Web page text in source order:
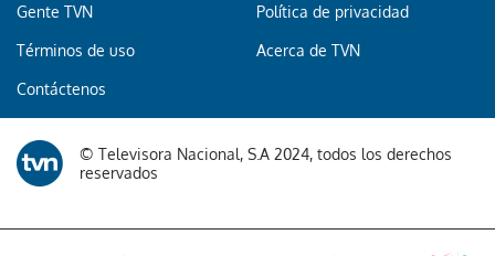
Gente TVN Política de privacidad
Términos de uso Acerca de TVN
Contáctenos
© Televisora Nacional, S.A 2024, todos los derechos
reservados